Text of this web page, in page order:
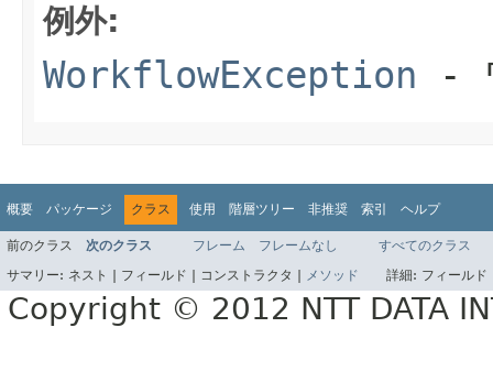
例外:
WorkflowException -
概要 パッケージ クラス 使用 階層ツリー 非推奨 索引 ヘルプ
前のクラス 次のクラス フレーム フレームなし
すべてのクラス
サマリー: ネスト | フィールド | コンストラクタ | メソッド 詳細: フィール
Copyright © 2012 NTT DATA